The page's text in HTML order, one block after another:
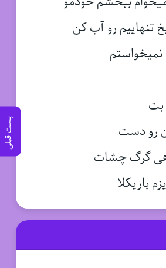
پست قبلی
تنهاییم رو آب کن
بت
رو دست
گرگ چشات
باریکلا